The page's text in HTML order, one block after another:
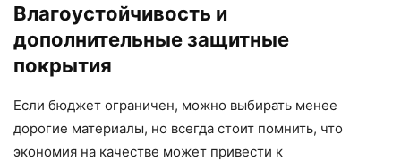
Влагоустойчивость и
дополнительные защитные
покрытия
Если бюджет ограничен, можно выбирать менее
дорогие материалы, но всегда стоит помнить, что
экономия на качестве может привести к